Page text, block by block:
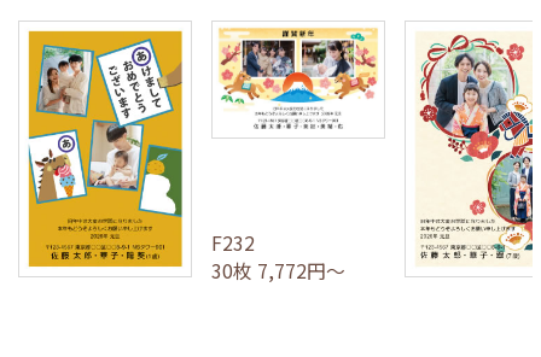
F232
30枚 7,772円～